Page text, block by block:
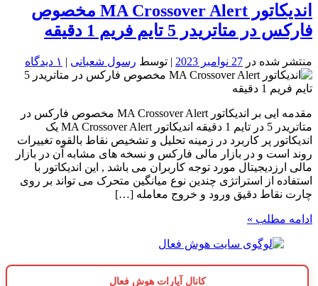
اندیکاتور MA Crossover Alert مخصوص
فارکس در متاتریدر 5 تایم فریم 1 دقیقه
منتشر شده در 27 نوامبر 2023 | توسط رسول شعبانی | ۱ دیدگاه
مقدمه ایی بر اندیکاتور MA Crossover Alert مخصوص فارکس در
متاتریدر 5 در تایم 1 دقیقه اندیکاتور MA Crossover Alert یک
اندیکاتور پر کاربرد در زمینه تحلیل و تشخیص نقاط بالقوه تغییرات
روند است و در بازار مالی فارکس و نسخه های مشابه آن در بازار
مالی ارزدیجیتال مورد توجه کاربران می باشد , این اندیکاتور با
استفاده از استراتژی چندین نوع میانگین متحرک می تواند بر روی
چارت نقاط دقیق ورود و خروج معامله […]
ادامه مطلب »
کانال آپارات هوش فعال